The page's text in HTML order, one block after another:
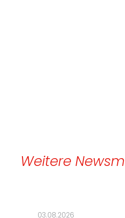
Weitere
03.08.2026